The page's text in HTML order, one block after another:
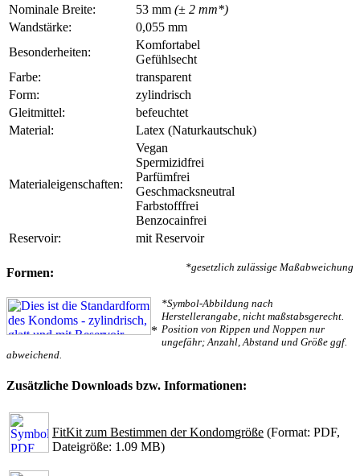
Nominale Breite:
53 mm (± 2 mm*)
Wandstärke:
0,055 mm
Besonderheiten:
Komfortabel
Gefühlsecht
Farbe:
transparent
Form:
zylindrisch
Gleitmittel:
befeuchtet
Material:
Latex (Naturkautschuk)
Materialeigenschaften:
Vegan
Spermizidfrei
Parfümfrei
Geschmacksneutral
Farbstofffrei
Benzocainfrei
Reservoir:
mit Reservoir
*gesetzlich zulässige Maßabweichung
Formen:
*
*Symbol-Abbildung nach
Herstellerangabe, nicht maßstabsgerecht.
Position von Rippen und Noppen nur
ungefähr; Anzahl, Abstand und Größe ggf.
abweichend.
Zusätzliche Downloads bzw. Informationen:
FitKit zum Bestimmen der Kondomgröße (Format: PDF,
Dateigröße: 1.09 MB)